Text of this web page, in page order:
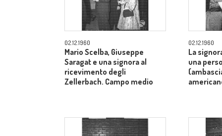
02.12.1960
Mario Scelba, Giuseppe
Saragat e una signora al
ricevimento degli
Zellerbach. Campo medio
02.12.1960
La
una